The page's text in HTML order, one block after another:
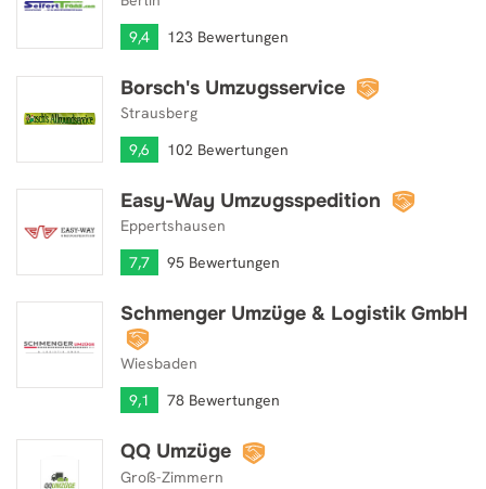
9,4
123 Bewertungen
Borsch's Umzugsservice
Strausberg
9,6
102 Bewertungen
Borsch's Umzugsservice
Easy-Way Umzugsspedition
Eppertshausen
7,7
95 Bewertungen
Easy-Way Umzugsspedition
Schmenger Umzüge & Logistik GmbH
Wiesbaden
9,1
78 Bewertungen
Schmenger Umzüge & Logistik GmbH
QQ Umzüge
Groß-Zimmern